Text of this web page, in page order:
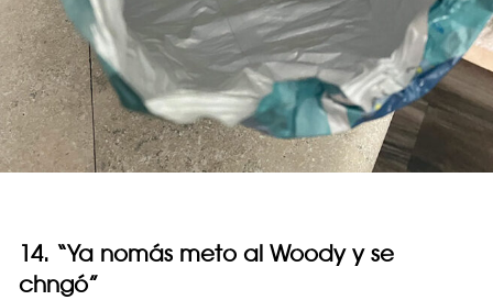
14. “Ya nomás meto al Woody y se
chngó”